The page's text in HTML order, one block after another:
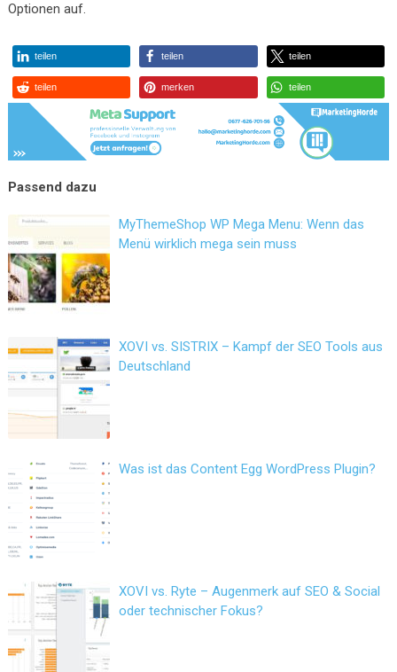
Optionen auf.
teilen teilen teilen
teilen merken teilen
MyThemeShop WP Mega Menu: Wenn das
Menü wirklich mega sein muss
XOVI vs. SISTRIX – Kampf der SEO Tools aus
Deutschland
Was ist das Content Egg WordPress Plugin?
XOVI vs. Ryte – Augenmerk auf SEO & Social
oder technischer Fokus?